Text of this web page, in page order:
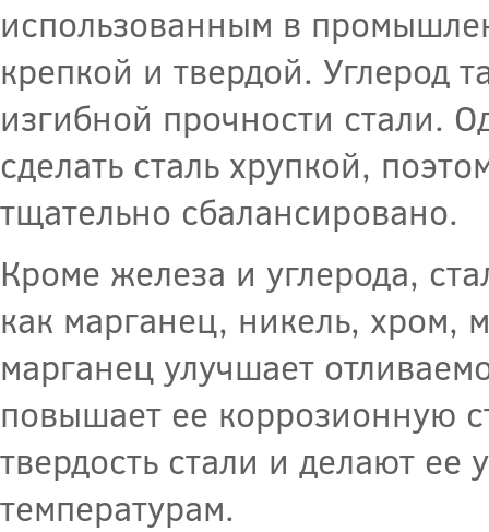
использованным в
крепкой и твердой. Углерод
изгибной прочности стали.
сделать сталь хрупкой,
тщательно сбалансировано.
Кроме железа и углерода,
как марганец, никель, хром,
марганец улучшает
повышает ее коррозионную
твердость стали и делают
температурам.